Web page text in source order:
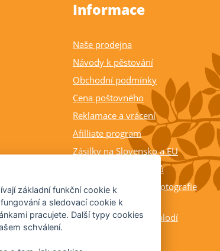
Informace
Naše prodejna
Návody k pěstování
Obchodní podmínky
Cena poštovného
Reklamace a vrácení
Afilliate program
Zásilky na Slovensko a EU
Balení rostlin a citrusů
Dostupnost, výška a fotografie
rostlin
Kdy citrusy kvetou a plodí
základní funkční cookie k
a sledovací cookie k
pracujete. Další typy cookies
schválení.